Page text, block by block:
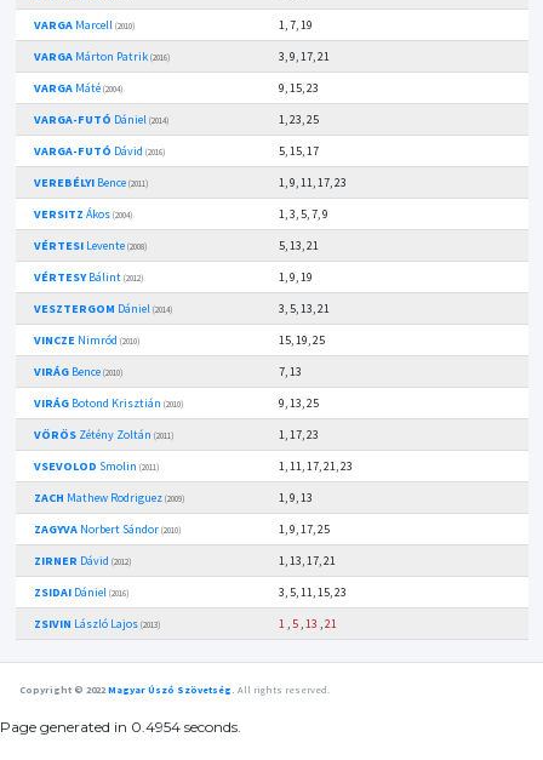
VARGAMarcell (2010)
1, 7, 19
VARGAMárton Patrik (2016)
3, 9, 17, 21
VARGAMáté (2004)
9, 15, 23
VARGA-FUTÓ Dániel (2014)
1, 23, 25
VARGA-FUTÓ Dávid (2016)
5, 15, 17
VEREBÉLYIBence (2011)
1, 9, 11, 17, 23
VERSITZ Ákos (2004)
1, 3, 5, 7, 9
VÉRTESILevente (2008)
5, 13, 21
VÉRTESYBálint (2012)
1, 9, 19
VESZTERGOM Dániel (2014)
3, 5, 13, 21
VINCZENimród (2010)
15, 19, 25
VIRÁGBence (2010)
7, 13
VIRÁGBotond Krisztián (2010)
9, 13, 25
VÖRÖSZétény Zoltán (2011)
1, 17, 23
VSEVOLOD Smolin (2011)
1, 11, 17, 21, 23
ZACH Mathew Rodriguez (2009)
1, 9, 13
ZAGYVANorbert Sándor (2010)
1, 9, 17, 25
ZIRNER Dávid (2012)
1, 13, 17, 21
ZSIDAIDániel (2016)
3, 5, 11, 15, 23
ZSIVIN László Lajos (2013) 1,5,13 ,21
Copyright © 2022Magyar Úszó Szövetség . All rights reserved.
Page generated in 0.4954 seconds.